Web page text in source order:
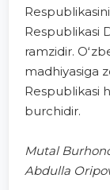
Respublikasi
ramzidir.
madhiyasiga
Respublikasi
burchidir.
Mutal
Abdulla